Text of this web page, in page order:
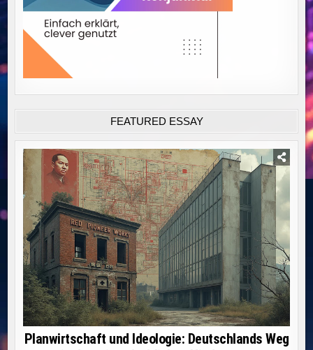
FEATURED ESSAY
Planwirtschaft und Ideologie: Deutschlands Weg